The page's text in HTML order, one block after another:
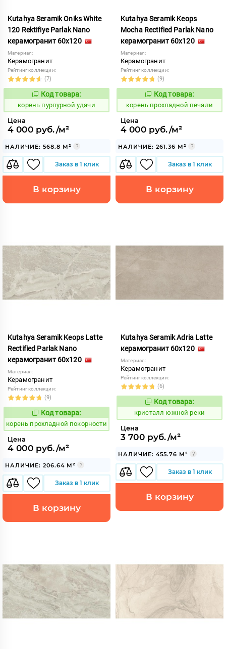
Kutahya Seramik Oniks White
120 Rektifiye Parlak Nano
керамогранит 60x120
Материал:
Керамогранит
Рейтинг коллекции:
(7)
Код:
790735
Код товара:
корень пурпурной удачи
Цена
4 000 руб./м²
НАЛИЧИЕ: 568.8 М²
Заказ в 1 клик
В корзину
Kutahya Seramik Keops
Mocha Rectified Parlak Nano
керамогранит 60x120
Материал:
Керамогранит
Рейтинг коллекции:
(9)
Код:
790445
Код товара:
корень прохладной печали
Цена
4 000 руб./м²
НАЛИЧИЕ: 261.36 М²
Заказ в 1 клик
В корзину
Kutahya Seramik Keops Latte
Rectified Parlak Nano
керамогранит 60x120
Материал:
Керамогранит
Рейтинг коллекции:
(9)
Код:
790447
Код товара:
корень прохладной покорности
Цена
4 000 руб./м²
НАЛИЧИЕ: 206.64 М²
Заказ в 1 клик
В корзину
Kutahya Seramik Adria Latte
керамогранит 60x120
Материал:
Керамогранит
Рейтинг коллекции:
(6)
Код:
827704
Код товара:
кристалл южной реки
Цена
3 700 руб./м²
НАЛИЧИЕ: 455.76 М²
Заказ в 1 клик
В корзину